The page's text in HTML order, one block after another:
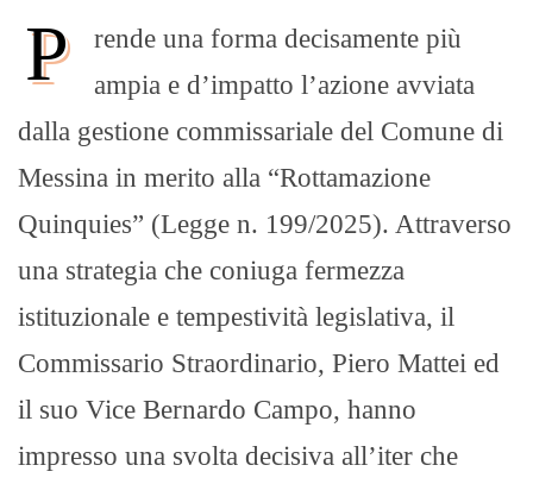
P
rende una forma decisamente più
ampia e d’impatto l’azione avviata
dalla gestione commissariale del Comune di
Messina in merito alla “Rottamazione
Quinquies” (Legge n. 199/2025). Attraverso
una strategia che coniuga fermezza
istituzionale e tempestività legislativa, il
Commissario Straordinario, Piero Mattei ed
il suo Vice Bernardo Campo, hanno
impresso una svolta decisiva all’iter che